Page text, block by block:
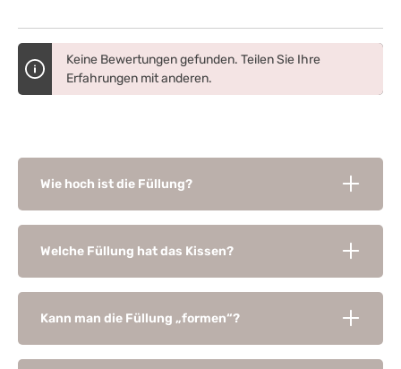
Keine Bewertungen gefunden. Teilen Sie Ihre
Erfahrungen mit anderen.
Wie hoch ist die Füllung?
Welche Füllung hat das Kissen?
Kann man die Füllung „formen“?